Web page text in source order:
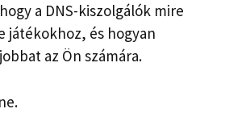
a DNS-kiszolgálók mire
játékokhoz, és hogyan
az Ön számára.